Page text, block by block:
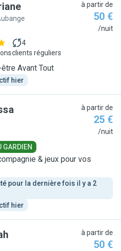
à partir de
50 €
/nuit
4
clients réguliers
Avant Tout
hier
à partir de
25 €
/nuit
GARDIEN
& jeux pour vos
pour la dernière fois il y a 2
hier
à partir de
50 €